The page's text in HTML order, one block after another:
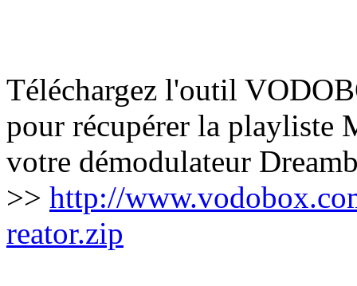
Téléchargez l'outil
pour récupérer la playliste
votre démodulateur
>> http://
reator.zip